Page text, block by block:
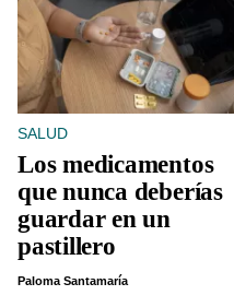
SALUD
Los medicamentos
que nunca deberías
guardar en un
pastillero
Paloma Santamaría